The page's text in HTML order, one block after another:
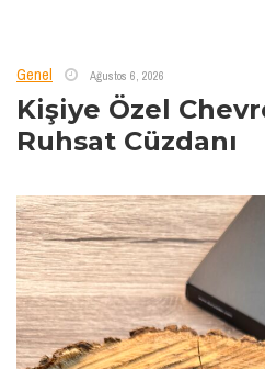
Genel Ağustos 6, 2026
Kişiye Özel
Ruhsat Cüzdanı